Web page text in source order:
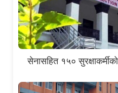
सेनासहित १५०